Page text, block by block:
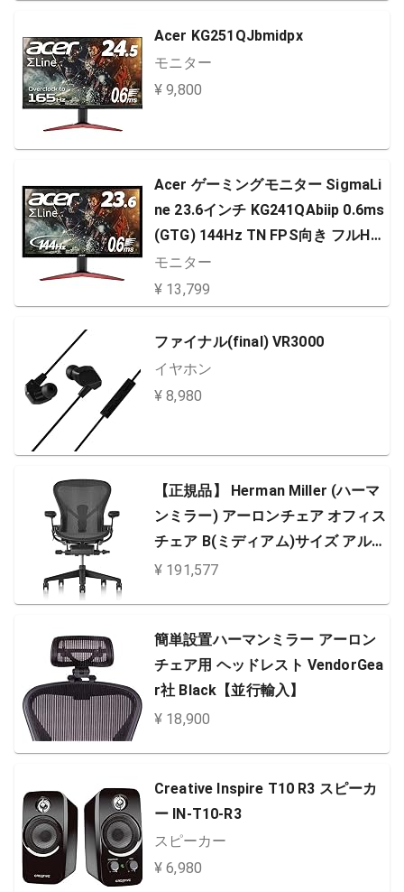
ULE)
Acer KG251QJbmidpx
モニター
¥ 9,800
Acer ゲーミングモニター SigmaLi
ne 23.6インチ KG241QAbiip 0.6ms
(GTG) 144Hz TN FPS向き フルHD
FreeSync HDMIx2 ブルーライト軽
減
モニター
¥ 13,799
ファイナル(final) VR3000
イヤホン
¥ 8,980
【正規品】 Herman Miller (ハーマ
ンミラー) アーロンチェア オフィス
チェア B(ミディアム)サイズ アルミ
ニウム グラファイト(ブラック) BB
¥ 191,577
簡単設置ハーマンミラー アーロン
チェア用 ヘッドレスト VendorGea
r社 Black【並行輸入】
¥ 18,900
Creative Inspire T10 R3 スピーカ
ー IN-T10-R3
スピーカー
¥ 6,980